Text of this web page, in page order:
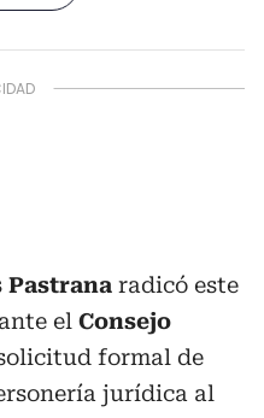
Pastrana radicó este
el Consejo
formal de
jurídica al